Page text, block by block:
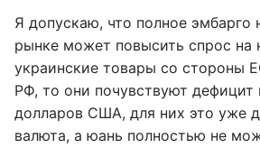
Я допускаю, что полное эмбарго
рынке может повысить спрос на
украинские товары со стороны
РФ, то они почувствуют дефицит
долларов США, для них это уже
валюта, а юань полностью не